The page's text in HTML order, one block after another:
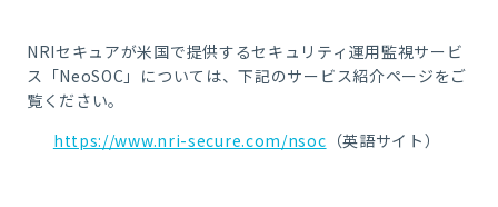
NRIセキュアが米国で提供するセキュリティ運用監視サービ
ス「NeoSOC」については、下記のサービス紹介ページをご
覧ください。
https://www.nri-secure.com/nsoc （英語サイト）